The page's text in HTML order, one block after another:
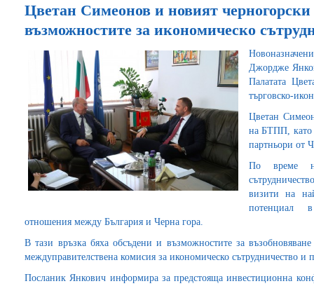
Цветан Симеонов и новият
възможностите за икономическо
Джордже
Палатата
търговско-
Цветан
на БТПП, като
партньори от
По време
визити на
потенциал в
отношения между България и Черна гора.
В тази връзка бяха обсъдени и възможностите за възобновяване
междуправителствена комисия за икономическо сътрудничество
Посланик Янкович информира за предстояща инвестиционна